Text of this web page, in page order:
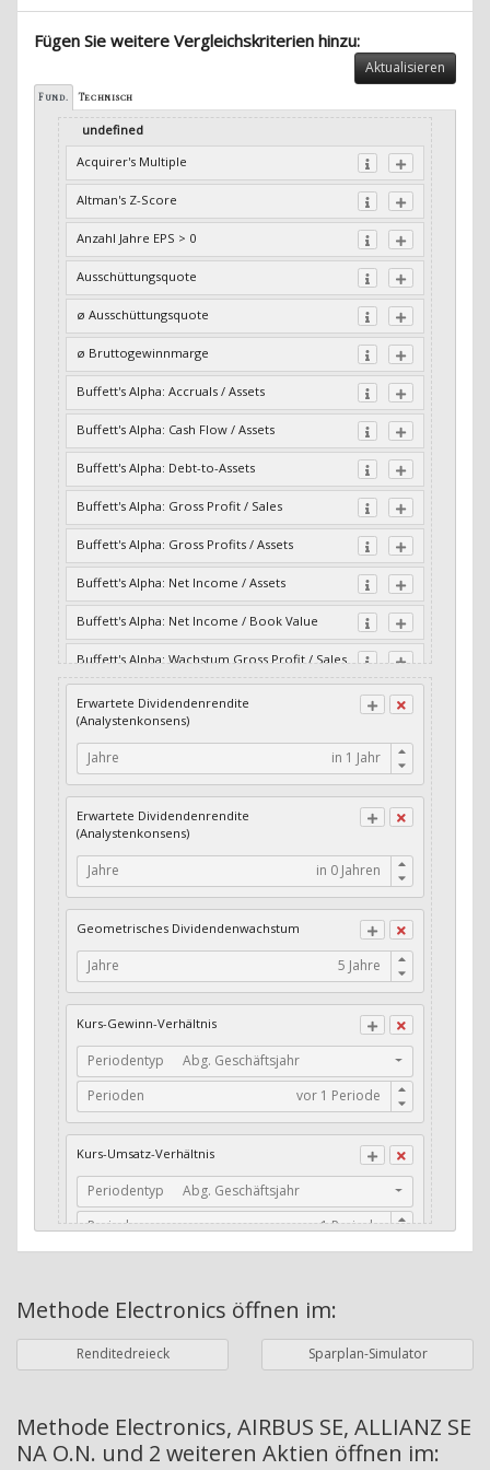
Fügen Sie weitere Vergleichskriterien hinzu:
Aktualisieren
Fund. Technisch
undefined
Acquirer's Multiple
Altman's Z-Score
Anzahl Jahre EPS > 0
Ausschüttungsquote
ø Ausschüttungsquote
ø Bruttogewinnmarge
Buffett's Alpha: Accruals / Assets
Buffett's Alpha: Cash Flow / Assets
Buffett's Alpha: Debt-to-Assets
Buffett's Alpha: Gross Profit / Sales
Buffett's Alpha: Gross Profits / Assets
Buffett's Alpha: Net Income / Assets
Buffett's Alpha: Net Income / Book Value
Buffett's Alpha: Wachstum Gross Profit / Sales
Buffett's Alpha: Wachstum Residual Cash Flow
/ Assets
Buffett's Alpha: Wachstum Residual Gross
Profits / Assets
Income / Assets
Buffett's Alpha: Wachstum Residual Net
Income / Book Value
Cash-Quote
CFO / Interest Expense
Current Ratio
Long-Term Debt to Working Capital
Dividenden-Check
Stabiles Dividenden-Wachstum
Stabiles Dividenden-Wachstum (TTM)
Stabiles Absolutes Dividenden-Wachstum
Dividendenrendite (angekündigt)
Adj. Dividendenrendite (Market Cap)
Erwartete Dividendenrendite
(Analystenkonsens)
Jahre
Erwartete Dividendenrendite
(Analystenkonsens)
Jahre
Geometrisches Dividendenwachstum
Jahre
Kurs-Gewinn-Verhältnis
Periodentyp
Abg. Geschäftsjahr
Perioden
Kurs-Umsatz-Verhältnis
Periodentyp
Abg. Geschäftsjahr
Perioden
Währung Bilanzierungswährung
Periodentyp
Jahre
Perioden
Methode Electronics öffnen im:
Renditedreieck Sparplan-Simulator
Methode Electronics, AIRBUS SE, ALLIANZ SE
NA O.N. und 2 weiteren Aktien öffnen im: